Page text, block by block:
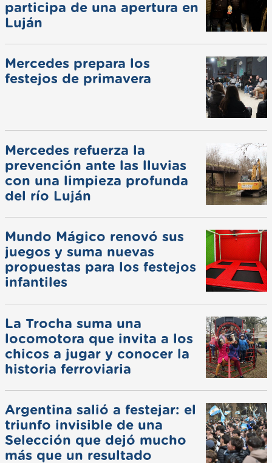
participa de una apertura en
Luján
Mercedes prepara los
festejos de primavera
Mercedes refuerza la
prevención ante las lluvias
con una limpieza profunda
del río Luján
Mundo Mágico renovó sus
juegos y suma nuevas
propuestas para los festejos
infantiles
La Trocha suma una
locomotora que invita a los
chicos a jugar y conocer la
historia ferroviaria
Argentina salió a festejar: el
triunfo invisible de una
Selección que dejó mucho
más que un resultado